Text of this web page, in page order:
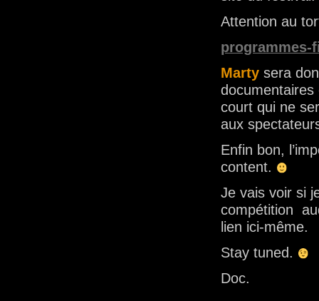
Attention au
programmes-
Marty sera
court qui ne
aux
Enfin bon,
content.
Je vais voir si
compétition
lien ici-même.
Stay tuned.
Doc.